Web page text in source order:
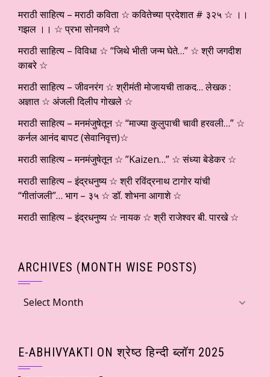
मराठी साहित्य – मराठी कविता ☆ कवितेच्या प्रदेशात # ३२५ ☆ ।।
गझल ।। ☆ प्रभा सोनवणे ☆
मराठी साहित्य – विविधा ☆ “जिथे भीती जन्म घेते…” ☆ श्री जगदीश
काबरे ☆
मराठी साहित्य – जीवनरंग ☆ श्रीमंती मोजायची ताकद… लेखक :
अज्ञात ☆ अंजली दिलीप गोखले ☆
मराठी साहित्य – मनमंजुषेतून ☆ “माज्या कुलुपाची चावी हरवली…” ☆
कर्नल आनंद बापट (सेवानिवृत्त)☆
मराठी साहित्य – मनमंजुषेतून ☆ ”Kaizen…” ☆ संध्या बेडेकर ☆
मराठी साहित्य – इंद्रधनुष्य ☆ श्री रविंद्रनाथ टागोर यांची
“गीतांजली”… भाग – ३५ ☆ डॉ. शोभना आगाशे ☆
मराठी साहित्य – इंद्रधनुष्य ☆ नायक ☆ श्री राजेश्वर बी. पारखे ☆
ARCHIVES (MONTH WISE POSTS)
Archives
(Month
E-ABHIVYAKTI ON श्रेष्ठ हिन्दी ब्लॉग 2025